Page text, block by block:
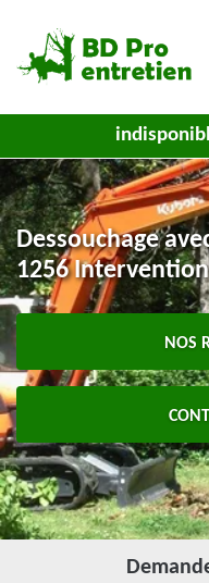
Dessouchage
1256
NOS